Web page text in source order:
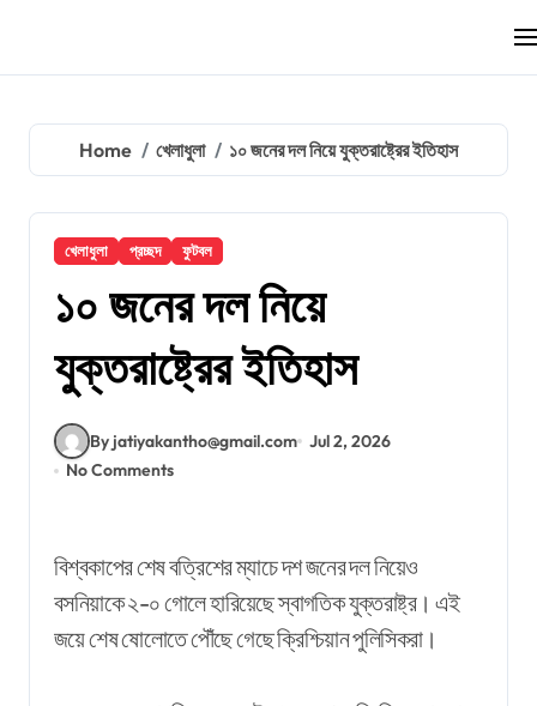
Home খেলাধুলা ১০ জনের দল নিয়ে যুক্তরাষ্ট্রের ইতিহাস
খেলাধুলা প্রচ্ছদ ফুটবল
১০ জনের দল নিয়ে
যুক্তরাষ্ট্রের ইতিহাস
By jatiyakantho@gmail.com Jul 2, 2026
No Comments
বিশ্বকাপের শেষ বত্রিশের ম্যাচে দশ জনের দল নিয়েও
বসনিয়াকে ২-০ গোলে হারিয়েছে স্বাগতিক যুক্তরাষ্ট্র। এই
জয়ে শেষ ষোলোতে পৌঁছে গেছে ক্রিশ্চিয়ান পুলিসিকরা।